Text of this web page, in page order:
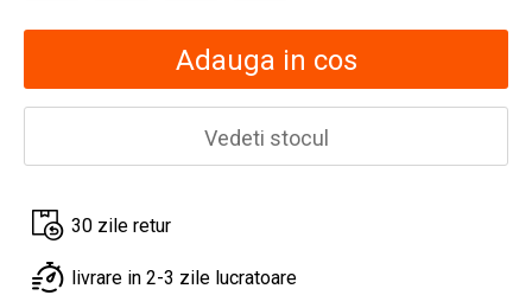
Adauga in cos
Vedeti stocul
30 zile retur
livrare in 2-3 zile lucratoare